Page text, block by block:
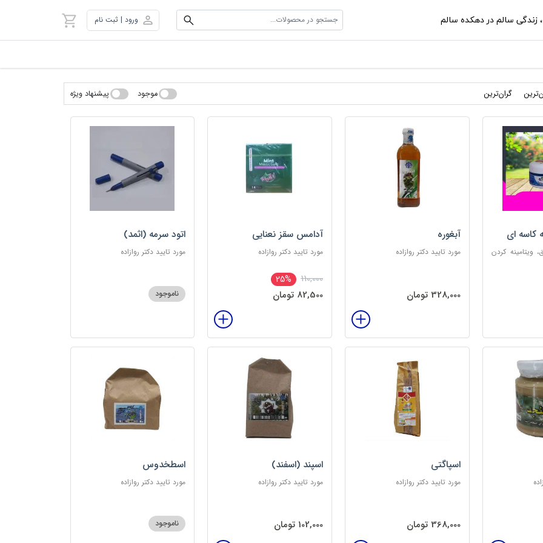
، زندگی سالم در دهکده سالم جستجو در محصولات... ورود | ثبت نام
گران‌ترین موجود پیشنهاد ویژه
کاسه ای
ویتامینه کردن
آبغوره
مورد تایید دکتر روازاده
328,000 تومان
آدامس سقز نعنایی
مورد تایید دکتر روازاده
110,000
25%
82,500 تومان
اتود سرمه (اثمد)
مورد تایید دکتر روازاده
ناموجود
اسپاگتی
مورد تایید دکتر روازاده
368,000 تومان
اسپند (اسفند)
مورد تایید دکتر روازاده
102,000 تومان
اسطخدوس
مورد تایید دکتر روازاده
ناموجود